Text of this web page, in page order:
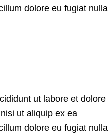
dolore eu fugiat nulla
ut labore et dolore
ut aliquip ex ea
dolore eu fugiat nulla